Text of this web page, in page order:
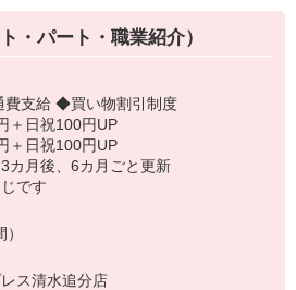
方も大歓迎！！
でどなたでもすぐに慣れますよ。
しっかり稼げます！！
スターできます！！
ートがあるので
に相談してくださいね。
ーならこんなことも！！＞
事復帰の主婦さんも
学校の行事があって
・パート・職業紹介）
支給 ◆買い物割引制度
＋日祝100円UP
＋日祝100円UP
カ月後、6カ月ごと更新
です
ス清水追分店